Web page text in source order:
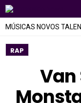
MÚSICAS NOVOS
RAP
Van